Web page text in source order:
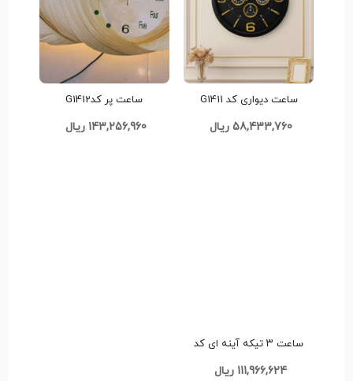
ساعت دیواری کد G1411
58,433,760 ریال
ساعت پر کدG1412
143,256,960 ریال
ساعت ۳ تیکه آینه ای کد
111,966,624 ریال